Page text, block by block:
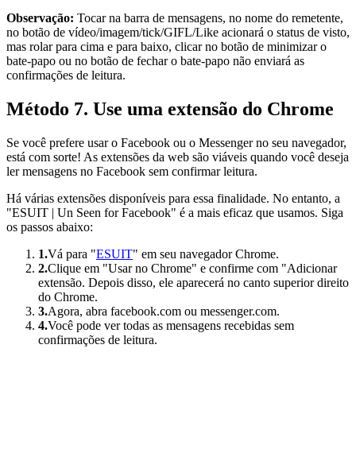
Observação: Tocar na barra de mensagens, no nome do remetente,
no botão de vídeo/imagem/tick/GIFL/Like acionará o status de visto,
mas rolar para cima e para baixo, clicar no botão de minimizar o
bate-papo ou no botão de fechar o bate-papo não enviará as
confirmações de leitura.
Método 7. Use uma extensão do Chrome
Se você prefere usar o Facebook ou o Messenger no seu navegador,
está com sorte! As extensões da web são viáveis quando você deseja
ler mensagens no Facebook sem confirmar leitura.
Há várias extensões disponíveis para essa finalidade. No entanto, a
"ESUIT | Un Seen for Facebook" é a mais eficaz que usamos. Siga
os passos abaixo:
1.Vá para "ESUIT" em seu navegador Chrome.
2.Clique em "Usar no Chrome" e confirme com "Adicionar
extensão. Depois disso, ele aparecerá no canto superior direito
do Chrome.
3.Agora, abra facebook.com ou messenger.com.
4.Você pode ver todas as mensagens recebidas sem
confirmações de leitura.